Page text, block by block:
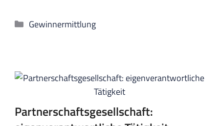
Kategorien
Gewinnermittlung
Partnerschaftsgesellschaft: